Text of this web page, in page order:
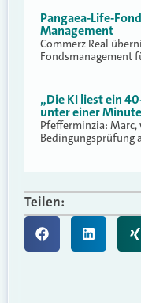
Pangaea-Life-
Management
Commerz Real
Fondsmanagement
„Die KI liest ein
unter einer
Pfefferminzia:
Bedingungsprüfung
Teilen: